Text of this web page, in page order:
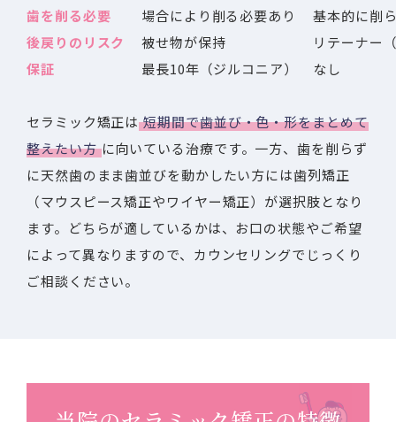
歯を削る必要
場合により削る必要あり
基本的に削
後戻りのリスク
被せ物が保持
リテーナー
保証
最長10年（ジルコニア） なし
セラミック矯正は 短期間で歯並び・色・形をまとめて
整えたい方 に向いている治療です。一方、歯を削らず
に天然歯のまま歯並びを動かしたい方には歯列矯正
（マウスピース矯正やワイヤー矯正）が選択肢となり
ます。どちらが適しているかは、お口の状態やご希望
によって異なりますので、カウンセリングでじっくり
ご相談ください。